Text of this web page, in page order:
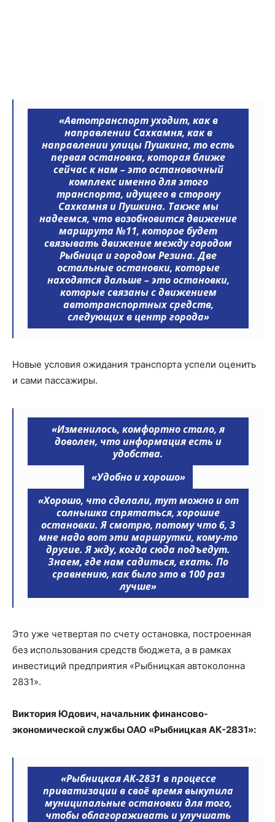
«Автотранспорт уходит, как в
направлении Сахкамня, как в
направлении улицы Пушкина, то есть
первая остановка, которая ближе
сейчас к нам – это остановочный
комплекс именно для этого
транспорта, идущего в сторону
Сахкамня и Пушкина. Также мы
надеемся, что возобновится движение
маршрута №11, которое будет
связывать движение между городом
Рыбница и городом Резина. Две
остальные остановки, которые
находятся дальше – это остановки,
которые связаны с движением
автотранспортных средств,
следующих в центр города»
Новые условия ожидания транспорта успели оценить
и сами пассажиры.
«Изменилось, комфортно стало, я
доволен, что информация есть и
удобства.
«Удобно и хорошо»
«Хорошо, что сделали, тут можно и от
солнышка спрятаться, хорошие
остановки. Я смотрю, потому что 6, 3
мне надо вот эти маршрутки, кому-то
другие. Я жду, когда сюда подъедут.
Знаем, где нам садиться, ехать. По
сравнению, как было это в 100 раз
лучше»
Это уже четвертая по счету остановка, построенная
без использования средств бюджета, а в рамках
инвестиций предприятия «Рыбницкая автоколонна
2831».
Виктория Юдович, начальник финансово-
экономической службы ОАО «Рыбницкая АК-2831»:
«Рыбницкая АК-2831 в процессе
приватизации в своё время выкупила
муниципальные остановки для того,
чтобы облагораживать и улучшать